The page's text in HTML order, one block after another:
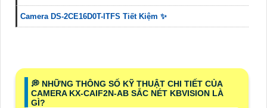
Camera DS-2CE16D0T-ITFS Tiết Kiệm ✨
️💭 NHỮNG THÔNG SỐ KỸ THUẬT CHI TIẾT CỦA
CAMERA KX-CAIF2N-AB SẮC NÉT KBVISION LÀ
GÌ?